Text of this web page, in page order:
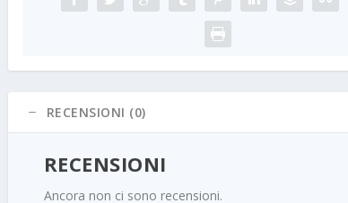
RECENSIONI (0)
RECENSIONI
Ancora non ci sono recensioni.